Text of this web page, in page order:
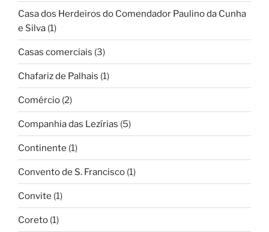
Casa dos Herdeiros do Comendador Paulino da Cunha
e Silva (1)
Casas comerciais (3)
Chafariz de Palhais (1)
Comércio (2)
Companhia das Lezírias (5)
Continente (1)
Convento de S. Francisco (1)
Convite (1)
Coreto (1)